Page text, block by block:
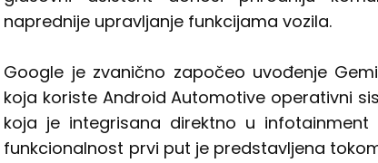
naprednije upravljanje funkcijama vozila.
Google je zvanično započeo uvođenje
koja koriste Android Automotive operativni
koja je integrisana direktno u infotainment
funkcionalnost prvi put je predstavljena